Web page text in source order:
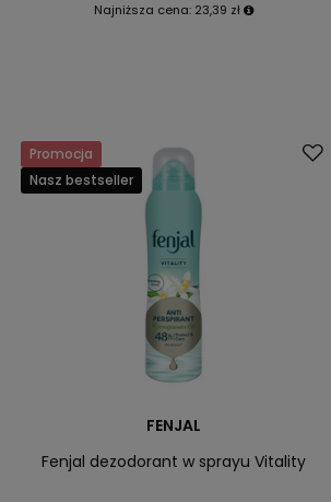
Najniższa cena: 23,39 zł
Promocja
Nasz bestseller
FENJAL
Fenjal dezodorant w sprayu Vitality